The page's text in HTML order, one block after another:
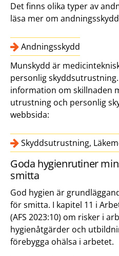
Det finns olika typer av
läsa mer om
Andningsskydd
Munskydd är
personlig
information om skillnaden
utrustning och personlig
webbsida:
Skyddsutrustning,
Goda hygienrutiner
smitta
God hygien är
för smitta. I kapitel 11 i
(AFS 2023:10) om risker i
hygienåtgärder och
förebygga ohälsa i arbetet.